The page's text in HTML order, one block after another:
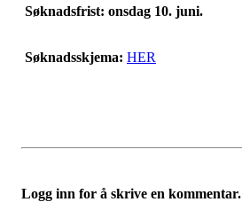
Søknadsfrist: onsdag 10. juni.
Søknadsskjema: HER
Logg inn for å skrive en kommentar.